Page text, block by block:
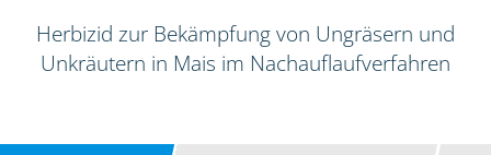
Herbizid zur Bekämpfung von Ungräsern und
Unkräutern in Mais im Nachauflaufverfahren